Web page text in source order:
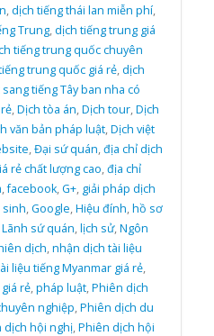
,dịch tiếng thái lan miễn phí,
Trung,dịch tiếng trung giá
tiếng trung quốc chuyên
trung quốc giá rẻ,dịch
tiếng Tây ban nha có
,Dịch tòa án,Dịch tour,Dịch
văn bản pháp luật,Dịch việt
,Đại sứ quán,địa chỉ dịch
rẻ chất lượng cao,địa chỉ
,facebook,G+, giải pháp dịch
sinh,Google,Hiệu đính,hồ sơ
Lãnh sứ quán,lịch sử,Ngôn
dịch,nhận dịch tài liệu
liệu tiếng Myanmar giá rẻ,
rẻ,pháp luật,Phiên dịch
nghiệp,Phiên dịch du
dịch hội nghị,Phiên dịch hội